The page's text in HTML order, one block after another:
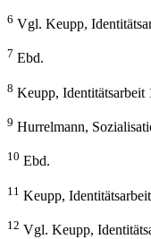
6 Vgl. Keupp,
7 Ebd.
8 Keupp, Identitätsarbeit
9 Hurrelmann,
10 Ebd.
11 Keupp,
12 Vgl. Keupp,